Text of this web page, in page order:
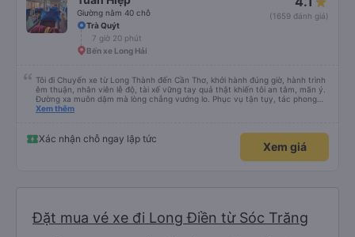
Giường nằm 40 chỗ
(1659 đánh giá)
Trà Quýt
7 giờ 20 phút
Bến xe Long Hải
Tôi đi Chuyến xe từ Long Thành đến Cần Thơ, khởi hành đúng giờ, hành trình
êm thuận, nhân viên lễ độ, tài xế vững tay quả thật khiến tôi an tâm, mãn ý.
Đường xa muôn dặm mà lòng chẳng vướng lo. Phục vụ tận tụy, tác phong
nghiêm cẩn, hiếm thấy giữa thời buổi kim tiền vội vã. Xã hội loạn đạo. Xin gửi
Xem thêm
Xác nhận chỗ ngay lập tức
Xem giá
Đặt mua vé xe đi Long Điền từ Sóc Trăng